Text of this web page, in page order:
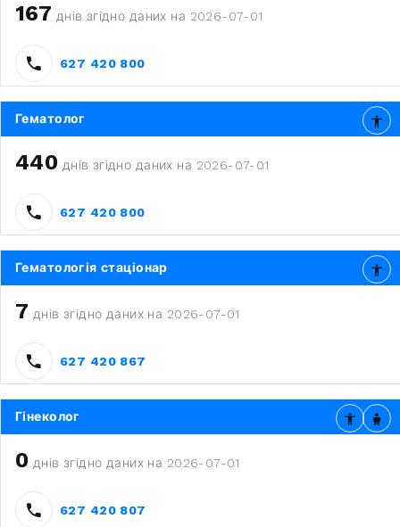
167 днів згідно даних на 2026-07-01
627 420 800
Гематолог
440 днів згідно даних на 2026-07-01
627 420 800
Гематологія стаціонар
7 днів згідно даних на 2026-07-01
627 420 867
Гінеколог
0 днів згідно даних на 2026-07-01
627 420 807